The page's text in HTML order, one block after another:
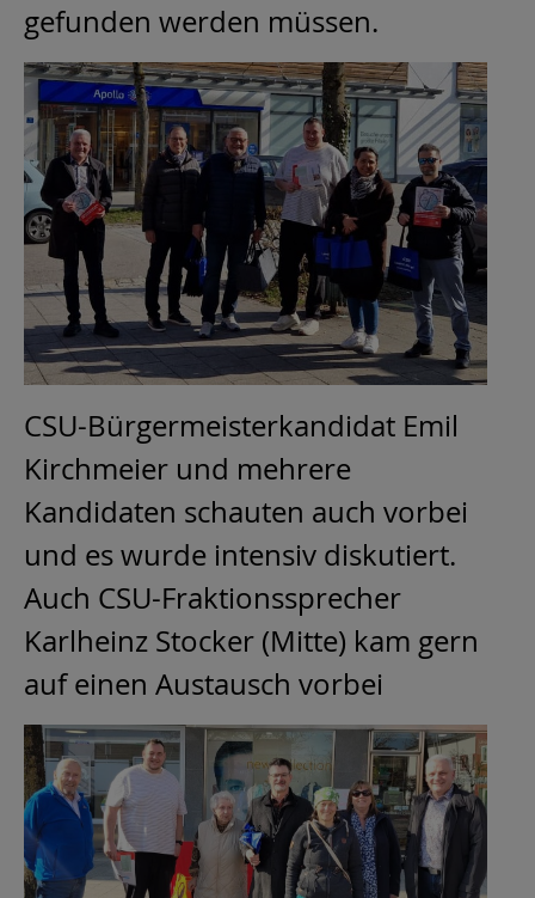
gefunden werden müssen.
CSU-Bürgermeisterkandidat Emil
Kirchmeier und mehrere
Kandidaten schauten auch vorbei
und es wurde intensiv diskutiert.
Auch CSU-Fraktionssprecher
Karlheinz Stocker (Mitte) kam gern
auf einen Austausch vorbei